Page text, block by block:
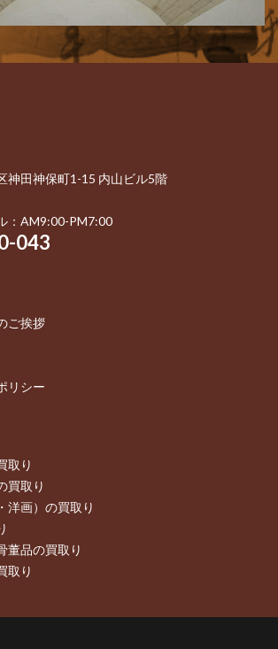
神田神保町1-15 内山ビル5階
：AM9:00-PM7:00
043
ご挨拶
リシー
取り
買取り
洋画）の買取り
董品の買取り
取り